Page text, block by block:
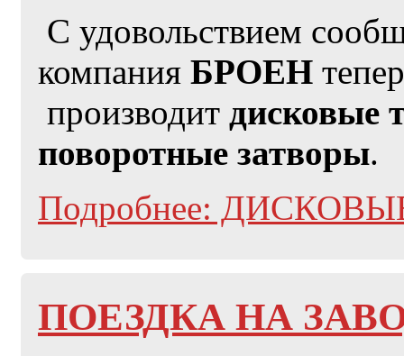
С удовольствием
компания БРОЕН
производит дисковые
поворотные затворы.
Подробнее:
ПОЕЗДКА НА